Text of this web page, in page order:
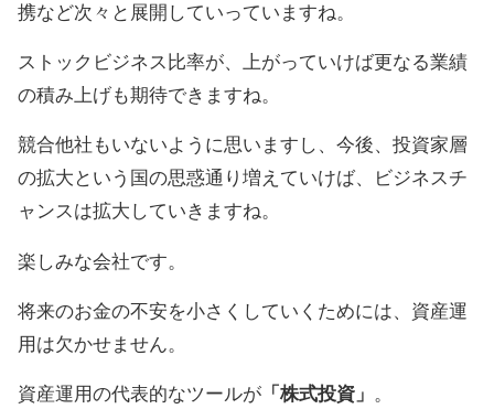
携など次々と展開していっていますね。
ストックビジネス比率が、上がっていけば更なる業績
の積み上げも期待できますね。
競合他社もいないように思いますし、今後、投資家層
の拡大という国の思惑通り増えていけば、ビジネスチ
ャンスは拡大していきますね。
楽しみな会社です。
将来のお金の不安を小さくしていくためには、資産運
用は欠かせません。
資産運用の代表的なツールが 「株式投資」 。